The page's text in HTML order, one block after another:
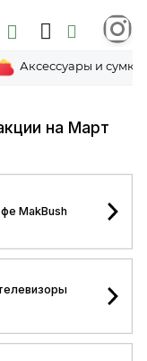
Аксессуары и сумки
на Март
MakBush